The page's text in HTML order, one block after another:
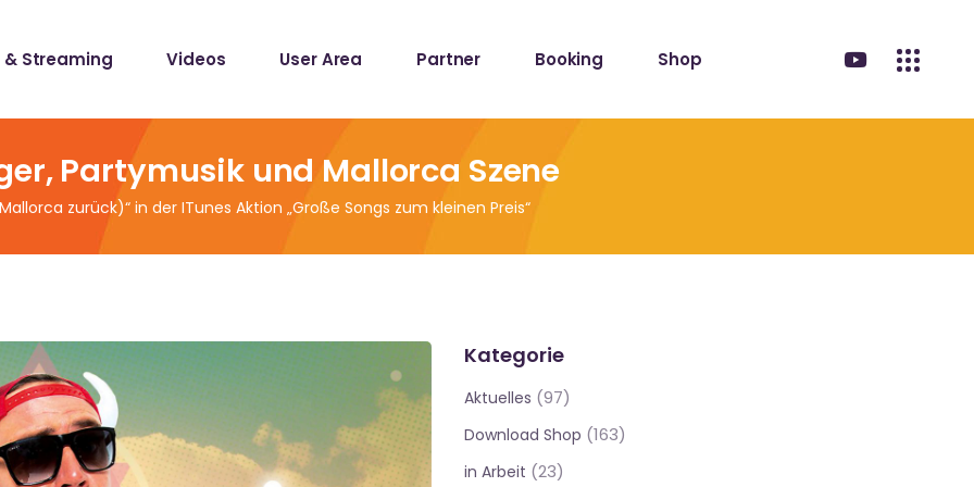
& Streaming Videos User Area Partner Booking Shop
Partymusik und Mallorca Szene
zurück)“ in der ITunes Aktion „Große Songs zum kleinen Preis“
Kategorie
Aktuelles (97)
Download Shop (163)
in Arbeit (23)